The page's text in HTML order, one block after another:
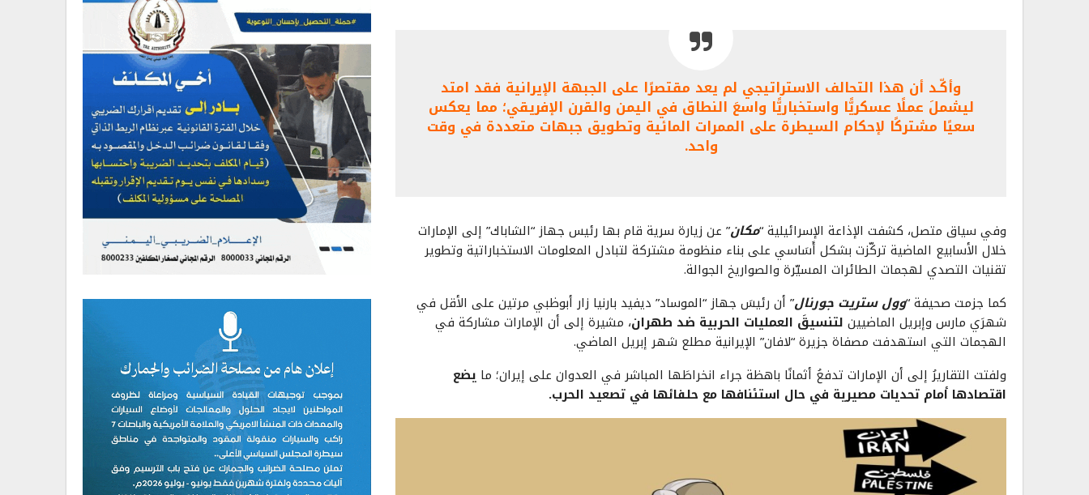
وأكّـد أن هذا التحالف الاستراتيجي لم يعد مقتصرًا على الجبهة الإيرانية فقد امتد
ليشملَ عملًا عسكريًّا واستخباريًّا واسعَ النطاق في اليمن والقرن الإفريقي؛ مما يعكس
سعيًا مشتركًا لإحكام السيطرة على الممرات المائية وتطويق جبهات متعددة في وقت
واحد.
وفي سياق متصل، كشفت الإذاعة الإسرائيلية “مكان” عن زيارة سرية قام بها رئيس جهاز “الشاباك” إلى الإمارات
خلال الأسابيع الماضية تركّزت بشكل أَسَاسي على بناء منظومة مشتركة لتبادل المعلومات الاستخباراتية وتطوير
تقنيات التصدي لهجمات الطائرات المسيّرة والصواريخ الجوالة.
كما جزمت صحيفة “وول ستريت جورنال” أن رئيسَ جهاز “الموساد” ديفيد بارنيا زار أبوظبي مرتين على الأقل في
شهرَي مارس وإبريل الماضيين لتنسيقَ العمليات الحربية ضد طهران، مشيرة إلى أن الإمارات مشاركة في
الهجمات التي استهدفت مصفاة جزيرة “لافان” الإيرانية مطلع شهر إبريل الماضي.
ولفتت التقاريرُ إلى أن الإمارات تدفعُ أثمانًا باهظة جراء انخراطَها المباشر في العدوان على إيران؛ ما يضع
اقتصادها أمام تحديات مصيرية في حال استئنافها مع حلفائها في تصعيد الحرب.